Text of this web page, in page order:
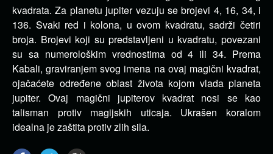
kvadrata. Za planetu jupiter vezuju se brojevi 4, 16, 34, i
136. Svaki red i kolona, u ovom kvadratu, sadrži četiri
broja. Brojevi koji su predstavljeni u kvadratu, povezani
su sa numerološkim vrednostima od 4 ili 34. Prema
Kabali, graviranjem svog imena na ovaj magični kvadrat,
ojačaćete određene oblast života kojom vlada planeta
jupiter. Ovaj magični jupiterov kvadrat nosi se kao
talisman protiv magijskih uticaja. Ukrašen koralom
idealna je zaštita protiv zlih sila.